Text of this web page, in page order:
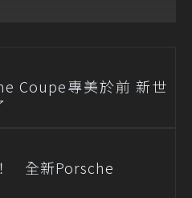
Coupe專美於前 新世
全新Porsche